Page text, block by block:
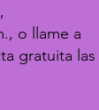
o llame a
gratuita las